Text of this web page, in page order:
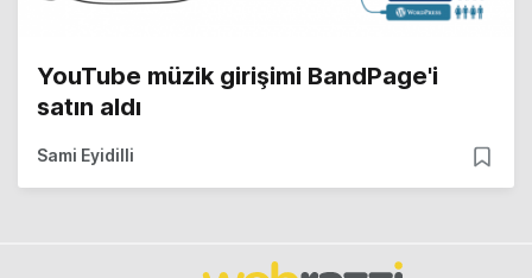
YouTube müzik girişimi BandPage'i
satın aldı
Sami Eyidilli